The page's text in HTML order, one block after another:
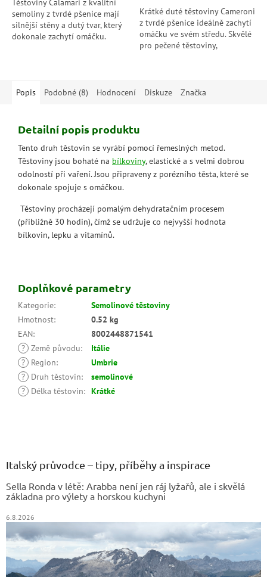
Těstoviny Calamari z kvalitní
semoliny z tvrdé pšenice mají
silnější stěny a dutý tvar, který
dokonale zachytí omáčku.
Krátké duté těstoviny Cameroni
z tvrdé pšenice ideálně zachytí
omáčku ve svém středu. Skvělé
pro pečené těstoviny,
Popis Podobné (8) Hodnocení Diskuze Značka
Detailní popis produktu
Tento druh těstovin se vyrábí pomocí řemeslných metod.
Těstoviny jsou bohaté na bílkoviny, elastické a s velmi dobrou
odolností při vaření. Jsou připraveny z porézního těsta, které se
dokonale spojuje s omáčkou.
Těstoviny procházejí pomalým dehydratačním procesem
(přibližně 30 hodin), čímž se udržuje co nejvyšší hodnota
bílkovin, lepku a vitamínů.
Doplňkové parametry
Kategorie:
Semolinové těstoviny
Hmotnost:
0.52 kg
EAN:
8002448871541
? Země původu:
Itálie
?
Region:
Umbrie
?
Druh těstovin:
semolinové
?
Délka těstovin: Krátké
Italský průvodce – tipy, příběhy a inspirace
Sella Ronda v létě: Arabba není jen ráj lyžařů, ale i skvělá
základna pro výlety a horskou kuchyni
6.8.2026